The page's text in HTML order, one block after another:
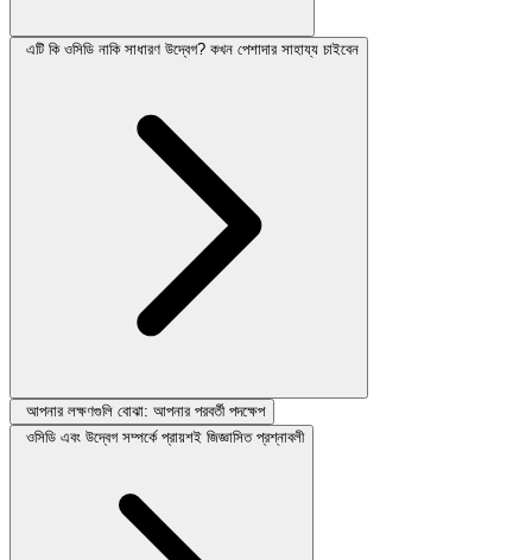
এটি কি ওসিডি নাকি সাধারণ উদ্বেগ? কখন পেশাদার সাহায্য চাইবেন
আপনার লক্ষণগুলি বোঝা: আপনার পরবর্তী পদক্ষেপ
ওসিডি এবং উদ্বেগ সম্পর্কে প্রায়শই জিজ্ঞাসিত প্রশ্নাবলী